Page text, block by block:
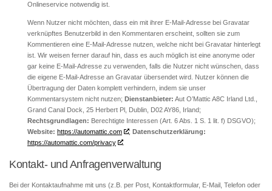
Onlineservice notwendig ist.
Wenn Nutzer nicht möchten, dass ein mit ihrer E-Mail-Adresse bei Gravatar
verknüpftes Benutzerbild in den Kommentaren erscheint, sollten sie zum
Kommentieren eine E-Mail-Adresse nutzen, welche nicht bei Gravatar hinterlegt
ist. Wir weisen ferner darauf hin, dass es auch möglich ist eine anonyme oder
gar keine E-Mail-Adresse zu verwenden, falls die Nutzer nicht wünschen, dass
die eigene E-Mail-Adresse an Gravatar übersendet wird. Nutzer können die
Übertragung der Daten komplett verhindern, indem sie unser
Kommentarsystem nicht nutzen; Dienstanbieter: Aut O’Mattic A8C Irland Ltd.,
Grand Canal Dock, 25 Herbert Pl, Dublin, D02 AY86, Irland;
Rechtsgrundlagen: Berechtigte Interessen (Art. 6 Abs. 1 S. 1 lit. f) DSGVO);
Website: https://automattic.com ; Datenschutzerklärung:
https://automattic.com/privacy
.
Kontakt- und Anfragenverwaltung
Bei der Kontaktaufnahme mit uns (z.B. per Post, Kontaktformular, E-Mail, Telefon oder